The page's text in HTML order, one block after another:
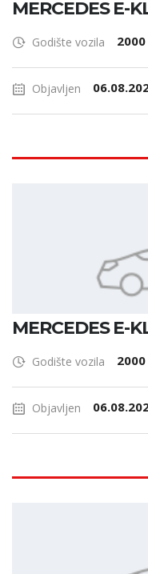
MERCEDES E-
Godište vozila 2000
Objavljen
MERCEDES E-
Godište vozila 2000
Objavljen